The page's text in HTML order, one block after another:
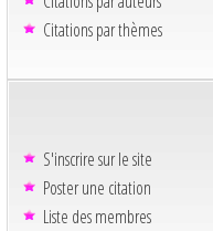
Citations par thèmes
S'inscrire sur le site
Poster une citation
Liste des membres